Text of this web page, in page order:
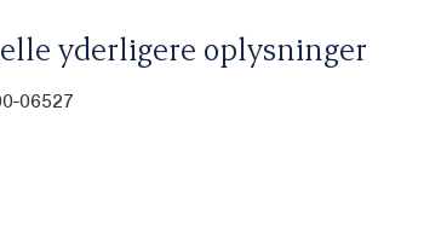
yderligere oplysninger
06527